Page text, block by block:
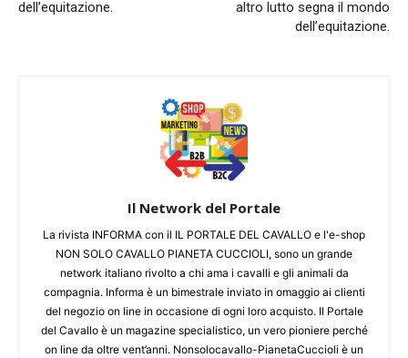
dell’equitazione.
altro lutto segna il mondo
dell’equitazione.
Il Network del Portale
La rivista INFORMA con il IL PORTALE DEL CAVALLO e l'e-shop
NON SOLO CAVALLO PIANETA CUCCIOLI, sono un grande
network italiano rivolto a chi ama i cavalli e gli animali da
compagnia. Informa è un bimestrale inviato in omaggio ai clienti
del negozio on line in occasione di ogni loro acquisto. Il Portale
del Cavallo è un magazine specialistico, un vero pioniere perché
on line da oltre vent’anni. Nonsolocavallo-PianetaCuccioli è un